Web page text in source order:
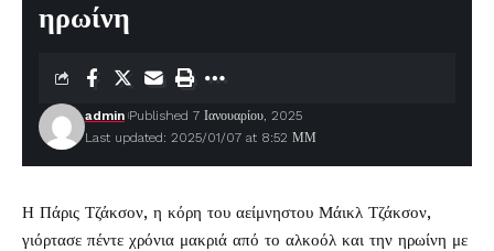
ηρωίνη
Last updated: 2025/01/07 at 8:52 ΜΜ
admin Published 7 Ιανουαρίου, 2025
Η Πάρις Τζάκσον, η κόρη του αείμνηστου Μάικλ Τζάκσον,
γιόρτασε πέντε χρόνια μακριά από το αλκοόλ και την ηρωίνη με